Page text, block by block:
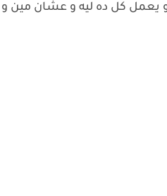
يعمل كل ده ليه و عشان مين و